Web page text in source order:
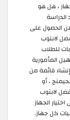
، هل هو
الحصول على
لابتوب
للطلاب
المأمورية
قائمة من
للجيمنج ، أو
لابتوب
الجهاز
كل جهاز.